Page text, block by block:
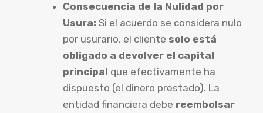
Consecuencia de la Nulidad por
Usura: Si el acuerdo se considera nulo
por usurario, el cliente solo está
obligado a devolver el capital
principal que efectivamente ha
dispuesto (el dinero prestado). La
entidad financiera debe reembolsar